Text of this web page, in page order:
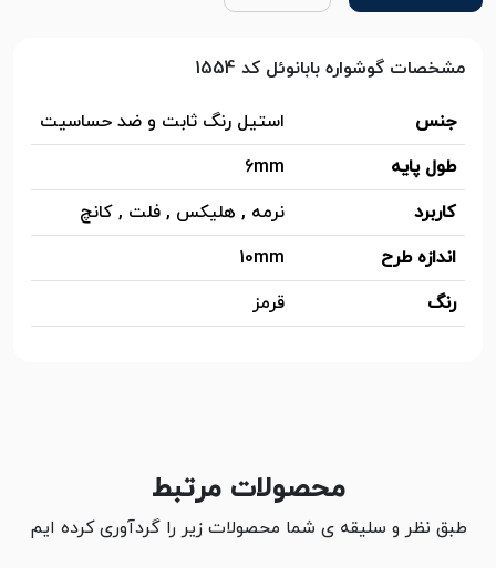
مشخصات گوشواره بابانوئل کد 1554
جنس
استیل رنگ ثابت و ضد حساسیت
طول پایه
6mm
کاربرد
نرمه , هلیکس , فلت , کانچ
اندازه طرح
10mm
رنگ
قرمز
محصولات مرتبط
طبق نظر و سلیقه ی شما محصولات زیر را گردآوری کرده ایم